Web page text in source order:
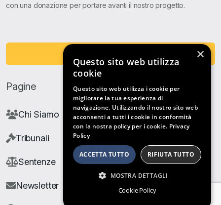
con una donazione per portare avanti il nostro progetto.
Pagine
Chi Siamo
Tribunali
Sentenze
Newsletter
×
Questo sito web utilizza
cookie
Questo sito web utilizza i cookie per
migliorare la tua esperienza di
navigazione. Utilizzando il nostro sito web
acconsenti a tutti i cookie in conformità
con la nostra policy per i cookie. Privacy
Policy
ACCETTA TUTTO RIFIUTA TUTTO
MOSTRA DETTAGLI
Cookie Policy